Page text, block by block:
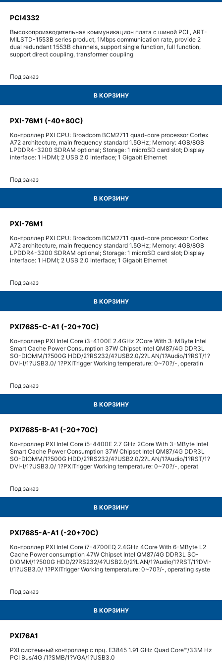
PCI4332
Высокопроизводительная коммуникацион плата с шиной PCI , ART-
MILSTD-1553B series product, 1Mbps communication rate, provide 2
dual redundant 1553B channels, support single function, full function,
support direct coupling, transformer coupling
Под заказ
В КОРЗИНУ
PXI-76M1 (-40+80C)
Контроллер PXI CPU: Broadcom BCM2711 quad-core processor Cortex
A72 architecture, main frequency standard 1.5GHz; Memory: 4GB/8GB
LPDDR4-3200 SDRAM optional; Storage: 1 microSD card slot; Display
interface: 1 HDMI; 2 USB 2.0 Interface; 1 Gigabit Ethernet
Под заказ
В КОРЗИНУ
PXI-76M1
Контроллер PXI CPU: Broadcom BCM2711 quad-core processor Cortex
A72 architecture, main frequency standard 1.5GHz; Memory: 4GB/8GB
LPDDR4-3200 SDRAM optional; Storage: 1 microSD card slot; Display
interface: 1 HDMI; 2 USB 2.0 Interface; 1 Gigabit Ethernet
Под заказ
В КОРЗИНУ
PXI7685-C-A1 (-20+70C)
Контроллер PXI Intel Core i3-4100E 2.4GHz 2Core With 3-MByte Intel
Smart Cache Power Consumption 37W Chipset Intel QM87/4G DDR3L
SO-DIOMM/1?500G HDD/2?RS232/4?USB2.0/2?LAN/1?Audio/1?RST/1?
DVI-I/1?USB3.0/ 1?PXITrigger Working temperature: 0~70?/-, operatin
Под заказ
В КОРЗИНУ
PXI7685-B-A1 (-20+70C)
Контроллер PXI Intel Core i5-4400E 2.7 GHz 2Core With 3-MByte Intel
Smart Cache Power Consumption 37W Chipset Intel QM87/4G DDR3L
SO-DIOMM/1?500G HDD/2?RS232/4?USB2.0/2?LAN/1?Audio/1?RST/1?
DVI-I/1?USB3.0/ 1?PXITrigger Working temperature: 0~70?/-, operat
Под заказ
В КОРЗИНУ
PXI7685-A-A1 (-20+70C)
Контроллер PXI Intel Core i7-4700EQ 2.4GHz 4Core With 6-MByte L2
Cache Power consumption 47W Chipset Intel QM87/4G DDR3L SO-
DIOMM/1?500G HDD/2?RS232/4?USB2.0/2?LAN/1?Audio/1?RST/1?DVI-
I/1?USB3.0/ 1?PXITrigger Working temperature: 0~70?/-, operating syste
Под заказ
В КОРЗИНУ
PXI76A1
PXI системный контроллер с прц. E3845 1.91 GHz Quad Core™/33M Hz
PCI Bus/4G /1?SMB/1?VGA/1?USB3.0